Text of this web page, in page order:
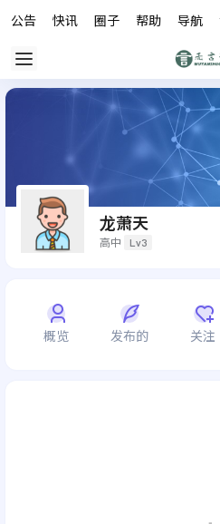
公告 快讯 圈子 帮助 导航
龙萧天
高中 Lv3
概览 发布的 关注